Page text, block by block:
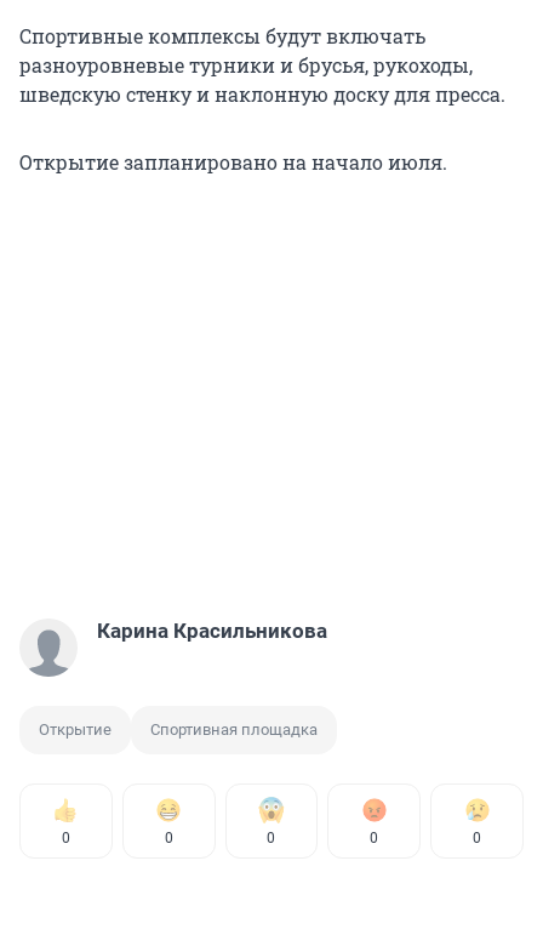
Спортивные комплексы будут включать
разноуровневые турники и брусья, рукоходы,
шведскую стенку и наклонную доску для пресса.
Открытие запланировано на начало июля.
Карина Красильникова
Открытие Спортивная площадка
0 0 0 0 0